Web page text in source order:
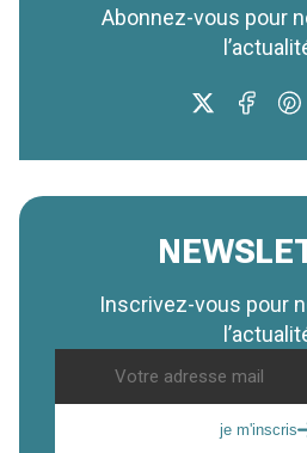
Abonnez-vous pour
Inscrivez-vous pour
je m'inscris